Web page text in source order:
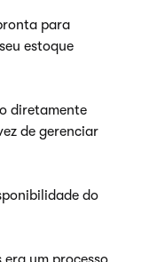
para
estoque
diretamente
de gerenciar
do